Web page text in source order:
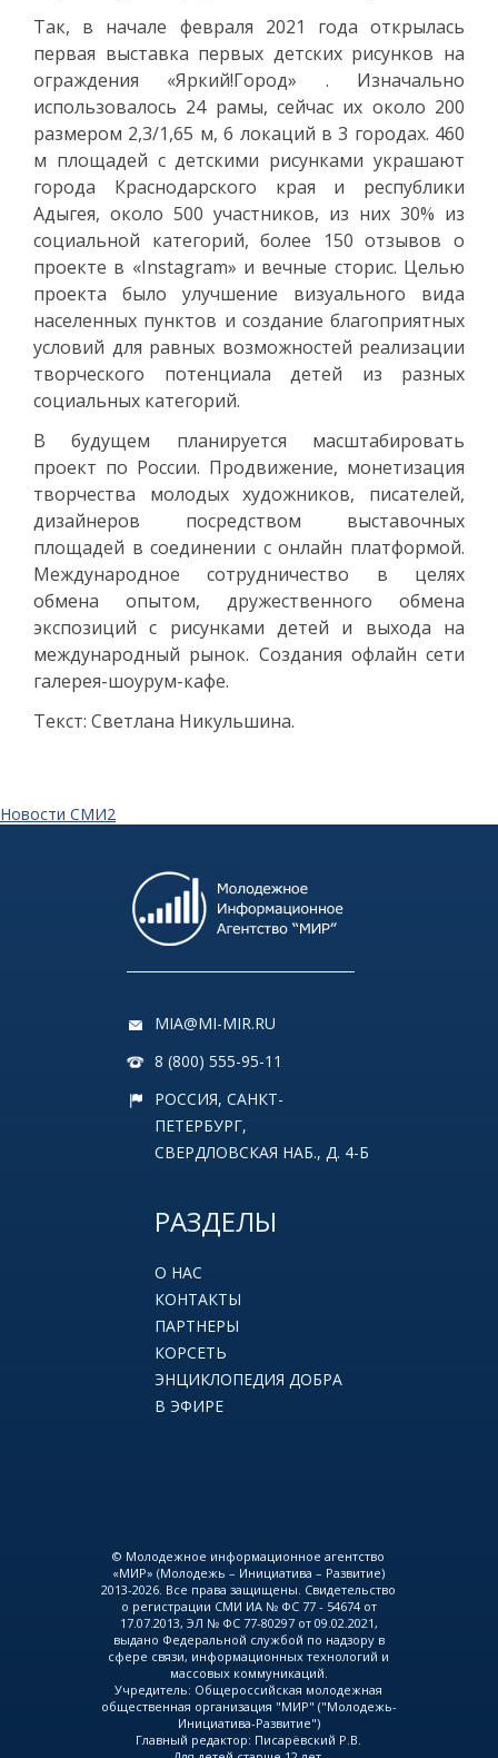
Так, в начале февраля 2021 года открылась
первая выставка первых детских рисунков на
ограждения «Яркий!Город» . Изначально
использовалось 24 рамы, сейчас их около 200
размером 2,3/1,65 м, 6 локаций в 3 городах. 460
м площадей с детскими рисунками украшают
города Краснодарского края и республики
Адыгея, около 500 участников, из них 30% из
социальной категорий, более 150 отзывов о
проекте в «Instagram» и вечные сторис. Целью
проекта было улучшение визуального вида
населенных пунктов и создание благоприятных
условий для равных возможностей реализации
творческого потенциала детей из разных
социальных категорий.
В будущем планируется масштабировать
проект по России. Продвижение, монетизация
творчества молодых художников, писателей,
дизайнеров посредством выставочных
площадей в соединении с онлайн платформой.
Международное сотрудничество в целях
обмена опытом, дружественного обмена
экспозиций с рисунками детей и выхода на
международный рынок. Создания офлайн сети
галерея-шоурум-кафе.
Текст: Светлана Никульшина.
Новости СМИ2
MIA@MI-MIR.RU
8 (800) 555-95-11
РОССИЯ, САНКТ-
ПЕТЕРБУРГ,
СВЕРДЛОВСКАЯ НАБ., Д. 4-Б
РАЗДЕЛЫ
О НАС
КОНТАКТЫ
ПАРТНЕРЫ
КОРСЕТЬ
ЭНЦИКЛОПЕДИЯ ДОБРА
В ЭФИРЕ
© Молодежное информационное агентство
«МИР» (Молодежь – Инициатива – Развитие)
2013-2026. Все права защищены. Свидетельство
о регистрации СМИ ИА № ФС 77 - 54674 от
17.07.2013, ЭЛ № ФС 77-80297 от 09.02.2021,
выдано Федеральной службой по надзору в
сфере связи, информационных технологий и
массовых коммуникаций.
Учредитель: Общероссийская молодежная
общественная организация "МИР" ("Молодежь-
Инициатива-Развитие")
Главный редактор: Писарёвский Р.В.